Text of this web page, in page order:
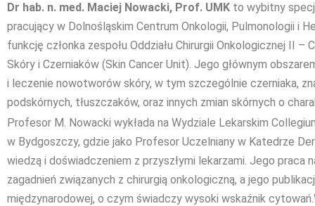
Dr hab. n. med. Maciej Nowacki, Prof. UMK to wybitny
pracujący w Dolnośląskim Centrum Onkologii, Pulmonologii i
funkcję członka zespołu Oddziału Chirurgii Onkologicznej II
Skóry i Czerniaków (Skin Cancer Unit). Jego głównym
i leczenie nowotworów skóry, w tym szczególnie czerniaka,
podskórnych, tłuszczaków, oraz innych zmian skórnych o
Profesor M. Nowacki wykłada na Wydziale Lekarskim
w Bydgoszczy, gdzie jako Profesor Uczelniany w Katedrze
wiedzą i doświadczeniem z przyszłymi lekarzami. Jego praca
zagadnień związanych z chirurgią onkologiczną, a jego
międzynarodowej, o czym świadczy wysoki wskaźnik